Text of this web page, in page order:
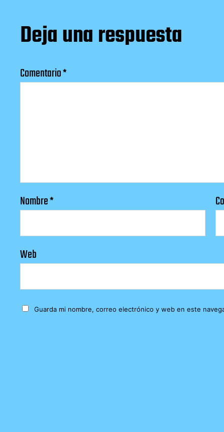
Deja una respuesta
Comentario*
Nombre*
Web
Guarda mi nombre, correo electrónico y web en este